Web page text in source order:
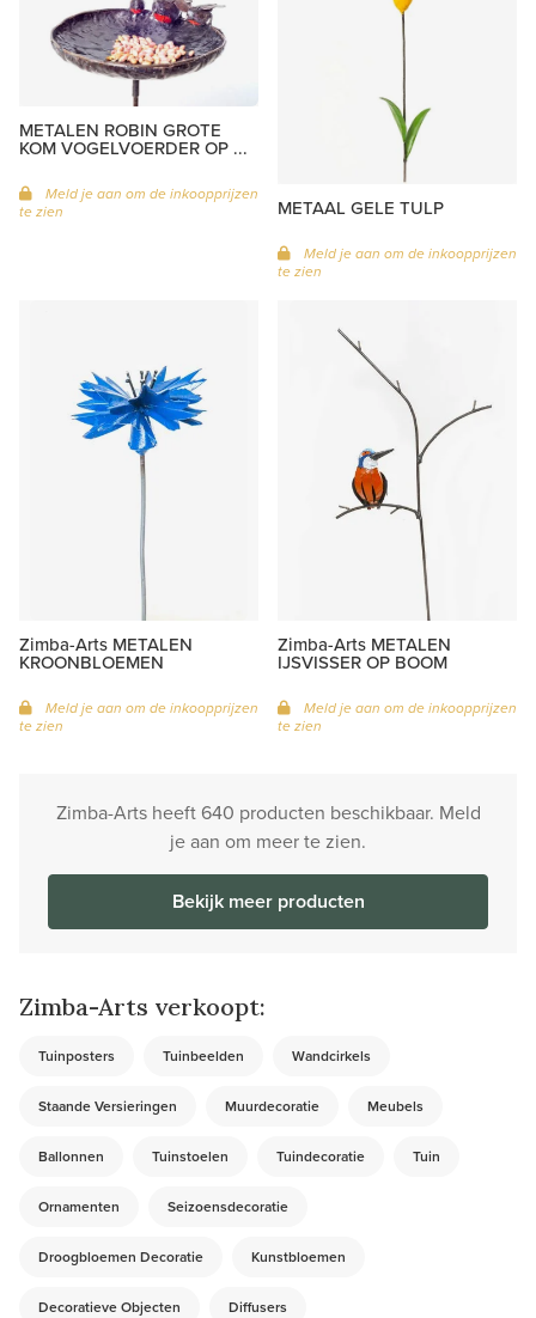
METALEN ROBIN GROTE
KOM VOGELVOERDER OP ...
Meld je aan om de inkoopprijzen
te zien
METAAL GELE TULP
Meld je aan om de inkoopprijzen
te zien
Zimba-Arts METALEN
KROONBLOEMEN
Meld je aan om de inkoopprijzen
te zien
Zimba-Arts METALEN
IJSVISSER OP BOOM
Meld je aan om de inkoopprijzen
te zien
Zimba-Arts heeft 640 producten beschikbaar. Meld
je aan om meer te zien.
Bekijk meer producten
Zimba-Arts verkoopt:
Tuinposters Tuinbeelden Wandcirkels
Staande Versieringen Muurdecoratie Meubels
Ballonnen Tuinstoelen Tuindecoratie Tuin
Ornamenten Seizoensdecoratie
Droogbloemen Decoratie Kunstbloemen
Decoratieve Objecten Diffusers